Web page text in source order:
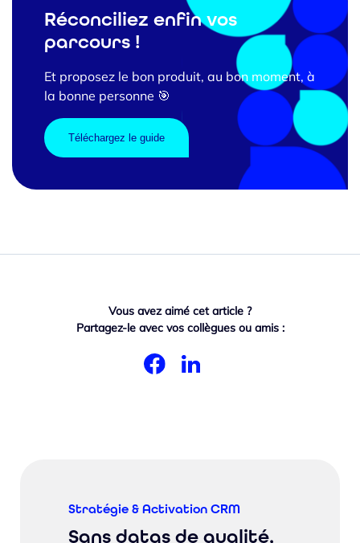
Réconciliez enfin vos
parcours !
Et proposez le bon produit, au bon moment, à
la bonne personne 🎯
Téléchargez le guide
Vous avez aimé cet article ?
Partagez-le avec vos collègues ou amis :
Stratégie & Activation CRM
Sans datas de qualité,